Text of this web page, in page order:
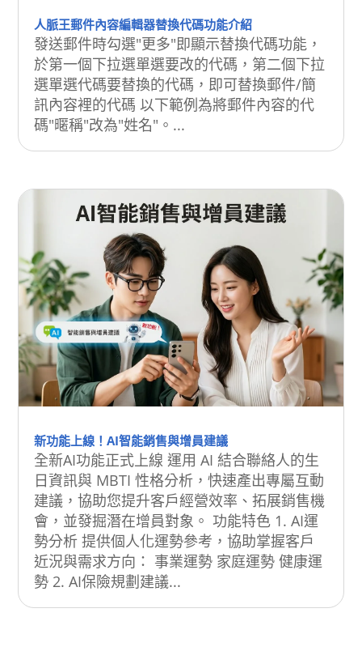
人脈王郵件內容編輯器替換代碼功能介紹
發送郵件時勾選"更多"即顯示替換代碼功能，
於第一個下拉選單選要改的代碼，第二個下拉
選單選代碼要替換的代碼，即可替換郵件/簡
訊內容裡的代碼 以下範例為將郵件內容的代
碼"暱稱"改為"姓名"。...
新功能上線！AI智能銷售與增員建議
全新AI功能正式上線 運用 AI 結合聯絡人的生
日資訊與 MBTI 性格分析，快速產出專屬互動
建議，協助您提升客戶經營效率、拓展銷售機
會，並發掘潛在增員對象。 功能特色 1. AI運
勢分析 提供個人化運勢參考，協助掌握客戶
近況與需求方向： 事業運勢 家庭運勢 健康運
勢 2. AI保險規劃建議...